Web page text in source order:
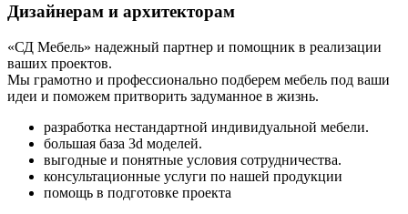
Дизайнерам и архитекторам
«СД Мебель» надежный партнер и помощник в реализации
ваших проектов.
Мы грамотно и профессионально подберем мебель под ваши
идеи и поможем притворить задуманное в жизнь.
разработка нестандартной индивидуальной мебели.
большая база 3d моделей.
выгодные и понятные условия сотрудничества.
консультационные услуги по нашей продукции
помощь в подготовке проекта